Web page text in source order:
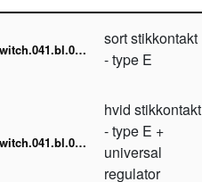
switch.041.bl.001.004-b
sort stikkontakt
- type E
switch.041.bl.001.004.dim-w
hvid stikkontakt
- type E +
universal
regulator